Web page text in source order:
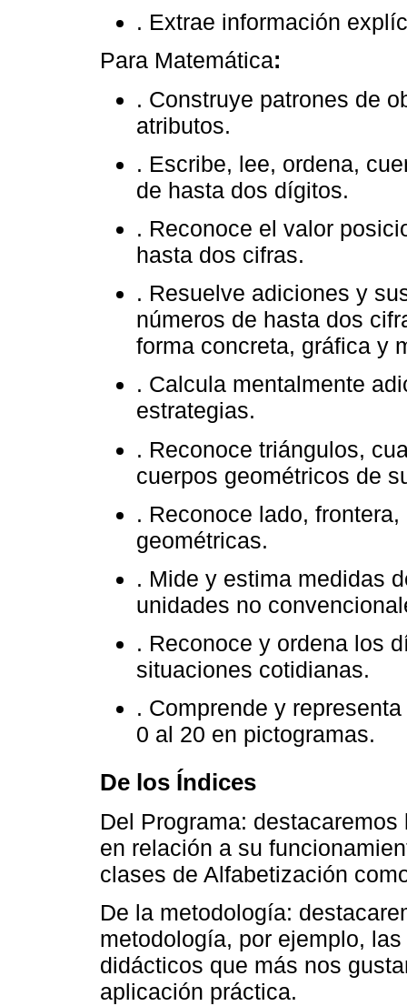
. Extrae información
Para Matemática:
. Construye patrones de
atributos.
. Escribe, lee, ordena,
de hasta dos dígitos.
. Reconoce el valor
hasta dos cifras.
. Resuelve adiciones y
números de hasta dos
forma concreta, gráfica y
. Calcula mentalmente
estrategias.
. Reconoce triángulos,
cuerpos geométricos de
. Reconoce lado,
geométricas.
. Mide y estima medidas
unidades no
. Reconoce y ordena los
situaciones cotidianas.
. Comprende y
0 al 20 en pictogramas.
De los Índices
Del Programa:
en relación a su
clases de Alfabetización
De la metodología:
metodología, por ejemplo,
didácticos que más nos
aplicación práctica.